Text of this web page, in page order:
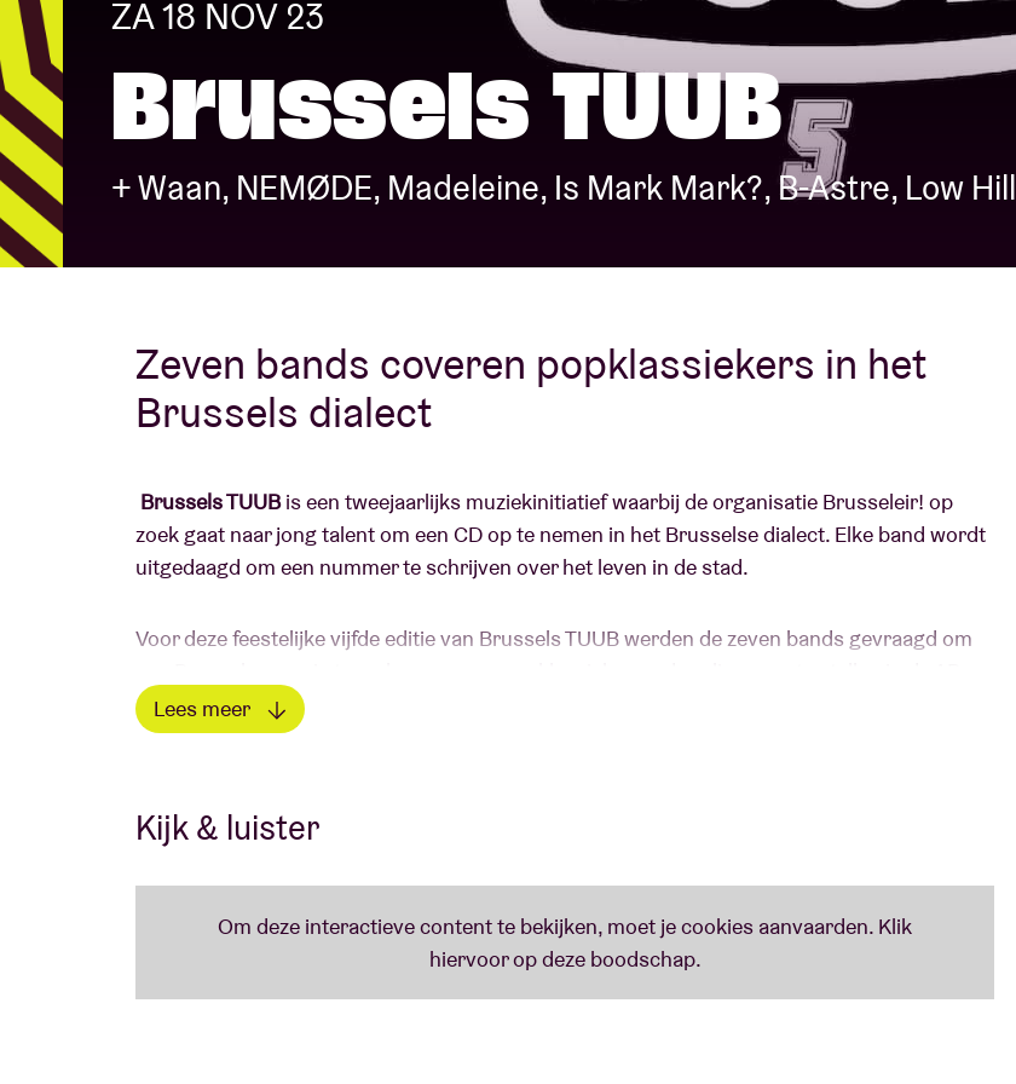
Bezoekersinfo
AB ❤ you
Over AB
Contact
ZA 18 NOV 23
Brussels TUUB
+ Waan, NEMØDE, Madeleine, Is Mark Mark?, B-Astre, Low Hill
Zeven bands coveren popklassiekers in het
Brussels dialect
Brussels TUUBis een tweejaarlijks muziekinitiatief waarbij de organisatie Brusseleir! op
zoek gaat naar jong talent om een CD op te nemen in het Brusselse dialect. Elke band wordt
uitgedaagd om een nummer te schrijven over het leven in de stad.
Voor deze feestelijke vijfde editie van Brussels TUUB werden de zeven bands gevraagd om
Meeezingen mag!
Line up & nummers:
1. MADELEINE - Mareeke (Gorki)
Lees meer
Kijk & luister